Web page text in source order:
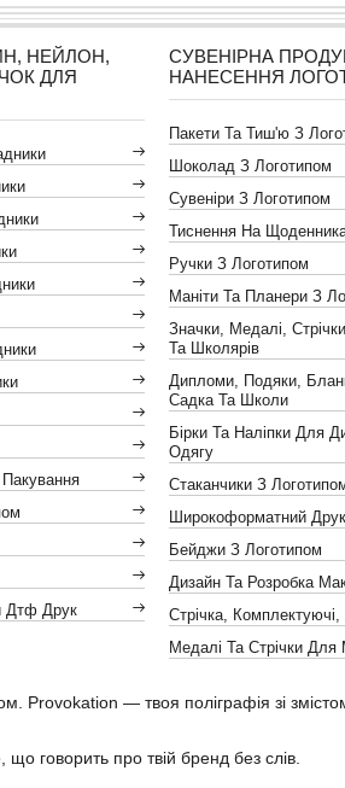
НЕЙЛОН,
ДЛЯ
Дтф Друк
СУВЕНІРНА
НАНЕСЕННЯ
Пакети Та Тиш'ю З
Шоколад З Логотипом
Сувеніри З Логотипом
Тиснення На
Ручки З Логотипом
Маніти Та Планери З
Значки, Медалі,
Та Школярів
Дипломи, Подяки,
Садка Та Школи
Бірки Та Наліпки Для
Одягу
Стаканчики З
Широкоформатний Друк
Бейджи З Логотипом
Дизайн Та Розробка
Стрічка,
Медалі Та Стрічки
Provokation — твоя поліграфія зі
говорить про твій бренд без слів.